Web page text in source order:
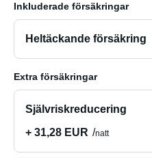
Inkluderade försäkringar
Heltäckande försäkring
Extra försäkringar
Självriskreducering
+ 31,28 EUR
natt